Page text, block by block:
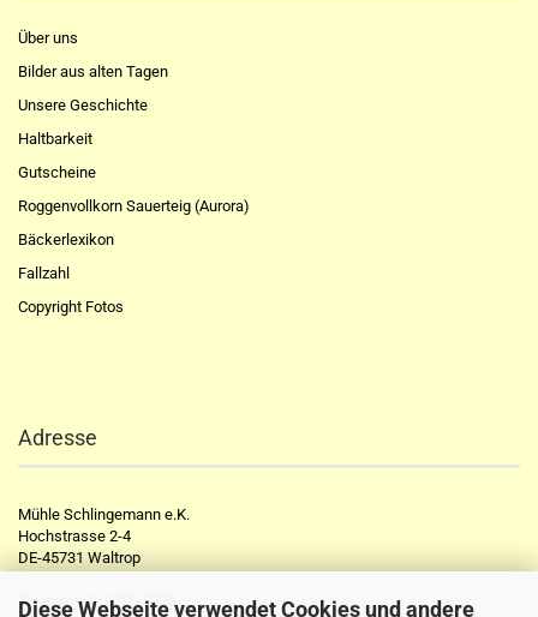
Diese Webseite verwendet Cookies und andere
Über uns
Bilder aus alten Tagen
Unsere Geschichte
Haltbarkeit
Gutscheine
Roggenvollkorn Sauerteig (Aurora)
Bäckerlexikon
Fallzahl
Copyright Fotos
Adresse
Mühle Schlingemann e.K.
Hochstrasse 2-4
DE-45731 Waltrop
Telefon: +49 2309 2776